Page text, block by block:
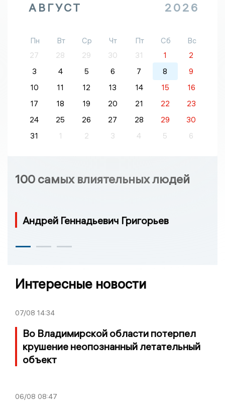
АВГУСТ 2026
Пн Вт Ср Чт Пт Сб
Вс
27
28 29 30 31 1
2
3
4 5 6 7 8
9
10
11 12 13 14 15
16
17
18 19 20 21 22
23
24
25 26 27 28 29
30
31
1 2 3 4 5 6
100 самых влиятельных людей
Андрей Геннадьевич Григорьев
Интересные новости
07/08 14:34
Во Владимирской области потерпел
крушение неопознанный летательный
объект
06/08 08:47